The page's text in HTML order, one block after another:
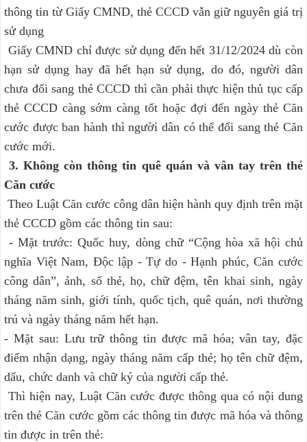
thông tin từ Giấy CMND, thẻ CCCD vẫn giữ nguyên giá trị
sử dụng
Giấy CMND chỉ được sử dụng đến hết 31/12/2024 dù còn
hạn sử dụng hay đã hết hạn sử dụng, do đó, người dân
chưa đổi sang thẻ CCCD thì cần phải thực hiện thủ tục cấp
thẻ CCCD càng sớm càng tốt hoặc đợi đến ngày thẻ Căn
cước được ban hành thì người dân có thể đổi sang thẻ Căn
cước mới.
3. Không còn thông tin quê quán và vân tay trên thẻ
Căn cước
Theo Luật Căn cước công dân hiện hành quy định trên mặt
thẻ CCCD gồm các thông tin sau:
- Mặt trước: Quốc huy, dòng chữ “Cộng hòa xã hội chủ
nghĩa Việt Nam, Độc lập - Tự do - Hạnh phúc, Căn cước
công dân”, ảnh, số thẻ, họ, chữ đệm, tên khai sinh, ngày
tháng năm sinh, giới tính, quốc tịch, quê quán, nơi thường
trú và ngày tháng năm hết hạn.
- Mặt sau: Lưu trữ thông tin được mã hóa; vân tay, đặc
điểm nhận dạng, ngày tháng năm cấp thẻ; họ tên chữ đệm,
dấu, chức danh và chữ ký của người cấp thẻ.
Thì hiện nay, Luật Căn cước được thông qua có nội dung
trên thẻ Căn cước gồm các thông tin được mã hóa và thông
tin được in trên thẻ: